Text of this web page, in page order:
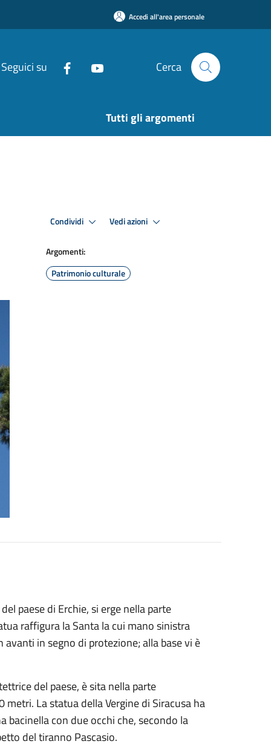
Accedi all'area personale
Seguici su Cerca
Tutti gli argomenti
Condividi Vedi azioni
Argomenti:
Patrimonio culturale
paese di Erchie, si erge nella parte
raffigura la Santa la cui mano sinistra
in segno di protezione; alla base vi è
del paese, è sita nella parte
metri. La statua della Vergine di Siracusa ha
bacinella con due occhi che, secondo la
del tiranno Pascasio.